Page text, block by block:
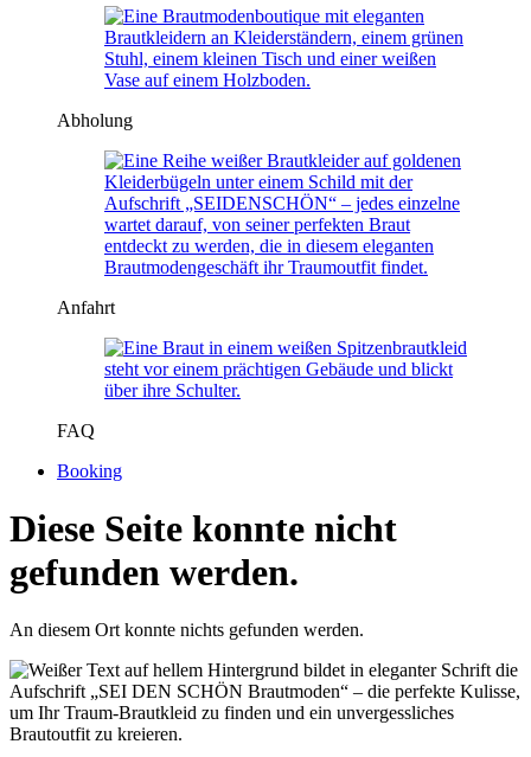
Abholung
Anfahrt
FAQ
Booking
Diese Seite konnte nicht
gefunden werden.
An diesem Ort konnte nichts gefunden werden.